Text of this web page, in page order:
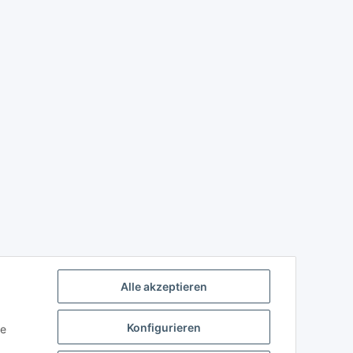
Alle akzeptieren
Konfigurieren